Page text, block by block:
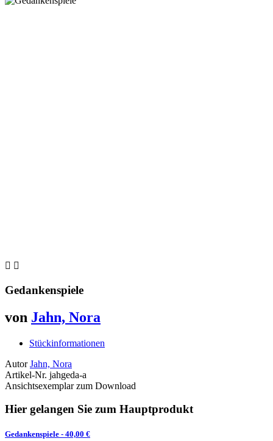
 
Gedankenspiele
von Jahn, Nora
Stückinformationen
Autor Jahn, Nora
Artikel-Nr. jahgeda-a
Ansichtsexemplar zum Download
Hier gelangen Sie zum Hauptprodukt
Gedankenspiele - 40,00 €